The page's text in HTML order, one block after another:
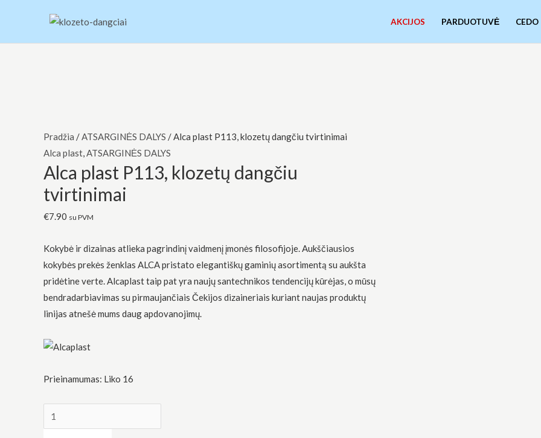
AKCIJOS PARDUOTUVĖ CEDO
Pradžia /ATSARGINĖS DALYS / Alca plast P113, klozetų dangčiu tvirtinimai
Alca plast,ATSARGINĖS DALYS
Alca plast P113, klozetų dangčiu
tvirtinimai
€7.90 su PVM
Kokybė ir dizainas atlieka pagrindinį vaidmenį įmonės filosofijoje. Aukščiausios
kokybės prekės ženklas ALCA pristato elegantiškų gaminių asortimentą su aukšta
pridėtine verte. Alcaplast taip pat yra naujų santechnikos tendencijų kūrėjas, o mūsų
bendradarbiavimas su pirmaujančiais Čekijos dizaineriais kuriant naujas produktų
linijas atnešė mums daug apdovanojimų.
Prieinamumas: Liko 16
plast
P113,
klozetų
dangčiu
tvirtinimai
€7.99.€3.20.
reikalingi,